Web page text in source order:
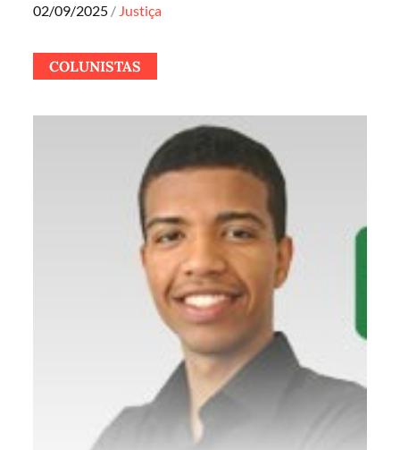
Posted
02/09/2025 Justiça
COLUNISTAS